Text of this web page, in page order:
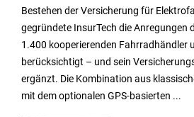
Bestehen der Versicherung für
gegründete InsurTech die Anregungen
1.400 kooperierenden Fahrradhändler
berücksichtigt – und sein
ergänzt. Die Kombination aus
mit dem optionalen GPS-basierten ...